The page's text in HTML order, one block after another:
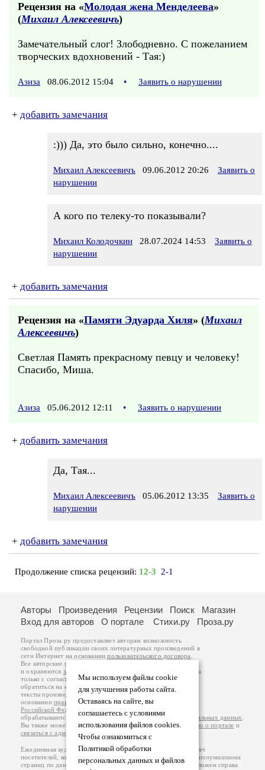
Рецензия на «Молодая жена Менделеева»
(Михаил Алексеевичъ)
Замечательный слог! Злободневно. С пожеланием
творческих вдохновений - Тая:)
Азиза 08.06.2012 15:04 • Заявить о нарушении
+ добавить замечания
:))) Да, это было сильно, конечно....
Михаил Алексеевичъ 09.06.2012 20:26
Заявить о
нарушении
А кого по телеку-то показывали?
Михаил Колодочкин 28.07.2024 14:53
Заявить о
нарушении
+ добавить замечания
Рецензия на «Памяти Эдуарда Хиля» (Михаил
Алексеевичъ)
Светлая Память прекрасному певцу и человеку!
Спасибо, Миша.
Азиза 05.06.2012 12:11 • Заявить о нарушении
+ добавить замечания
Да, Тая...
Михаил Алексеевичъ 05.06.2012 13:35
Заявить о
нарушении
+ добавить замечания
Продолжение списка рецензий: 12-3 2-1
Мы используем файлы cookie
для улучшения работы сайта.
Оставаясь на сайте, вы
соглашаетесь с условиями
использования файлов cookies.
Чтобы ознакомиться с
Политикой обработки
персональных данных и файлов
Авторы Произведения Рецензии Поиск
Магазин
Вход для авторов
О портале Стихи.ру Проза.ру
Портал Проза.ру предоставляет авторам возможность
свободной публикации своих литературных произведений в
сети Интернет на основаниипользовательского договора
Все авторские права на произведения принадлежат авторам
и охраняются законом
. Перепечатка произведений возможна
только с согласия его автора, к которому вы можете
обратиться на его авторской странице. Ответственность за
тексты произведений авторы несут самостоятельно на
основанииправил публикацииизаконодательства
Российской Федерации
обрабатываются на основанииПолитики обработки персональных данных
Вы также можете посмотреть более подробнуюинформацию о портале и
связаться с администрацией
Ежедневная аудитория портала Проза.ру – порядка 100 тысяч
посетителей, которые в общей сумме просматривают более полумиллиона
страниц по данным счетчика посещаемости, который расположен справа